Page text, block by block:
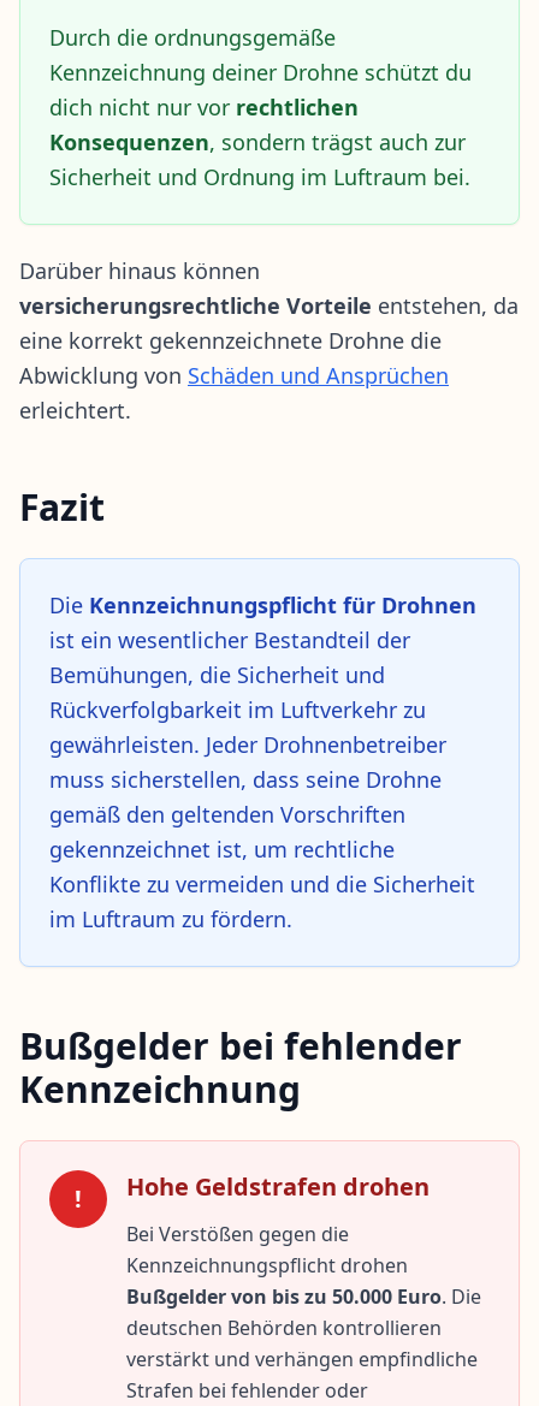
Durch die ordnungsgemäße
Kennzeichnung deiner Drohne schützt du
dich nicht nur vor rechtlichen
Konsequenzen, sondern trägst auch zur
Sicherheit und Ordnung im Luftraum bei.
Darüber hinaus können
versicherungsrechtliche Vorteile entstehen, da
eine korrekt gekennzeichnete Drohne die
Abwicklung von Schäden und Ansprüchen
erleichtert.
Fazit
Die Kennzeichnungspflicht für Drohnen
ist ein wesentlicher Bestandteil der
Bemühungen, die Sicherheit und
Rückverfolgbarkeit im Luftverkehr zu
gewährleisten. Jeder Drohnenbetreiber
muss sicherstellen, dass seine Drohne
gemäß den geltenden Vorschriften
gekennzeichnet ist, um rechtliche
Konflikte zu vermeiden und die Sicherheit
im Luftraum zu fördern.
Bußgelder bei fehlender
Kennzeichnung
! Hohe Geldstrafen drohen
Bei Verstößen gegen die
Kennzeichnungspflicht drohen
Bußgelder von bis zu 50.000 Euro. Die
deutschen Behörden kontrollieren
verstärkt und verhängen empfindliche
Strafen bei fehlender oder